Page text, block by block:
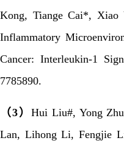
Kong, Tiange Cai*,
Inflammatory
Cancer: Interleukin-1
7785890.
（3） Hui Liu#, Yong
Lan, Lihong Li, Fengjie